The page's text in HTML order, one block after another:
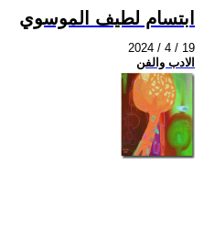
ابتسام لطيف الموسوي
2024 / 4 / 19
الادب والفن